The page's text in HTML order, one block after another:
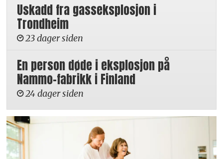
Uskadd fra gasseksplosjon i
Trondheim
23 dager siden
En person døde i eksplosjon på
Nammo-fabrikk i Finland
24 dager siden